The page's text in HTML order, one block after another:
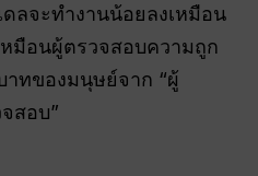
ลจะทำงานน้อยลงเหมือน
มือนผู้ตรวจสอบความถูก
าทของมนุษย์จาก “ผู้
สอบ”